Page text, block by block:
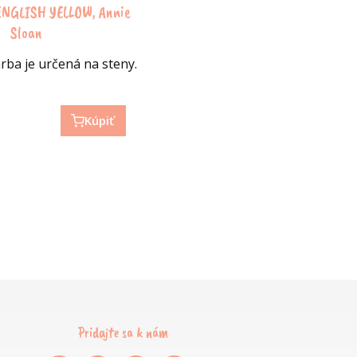
YELLOW, Annie
Sloan
je určená na steny.
Kúpiť
Pridajte sa k nám